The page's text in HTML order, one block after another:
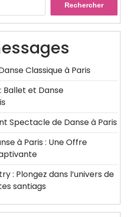
Rechercher
Classique à Paris
Ballet et Danse
Spectacle de Danse à Paris
à Paris : Une Offre
: Plongez dans l’univers de
santiags